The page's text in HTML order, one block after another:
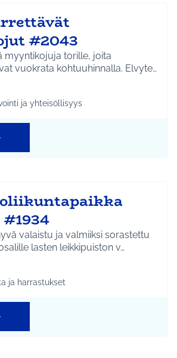
#2043
myyntikojuja torille, joita
vuokrata kohtuuhinnalla. Elvyte…
mukaan: Hyrylä
teeman mukaan: Hyvinvointi ja
ja yhteisöllisyys
valaistu ja valmiiksi sorastettu
lasten leikkipuiston v…
mukaan: Jokela
teeman mukaan: Liikunta ja
ja harrastukset